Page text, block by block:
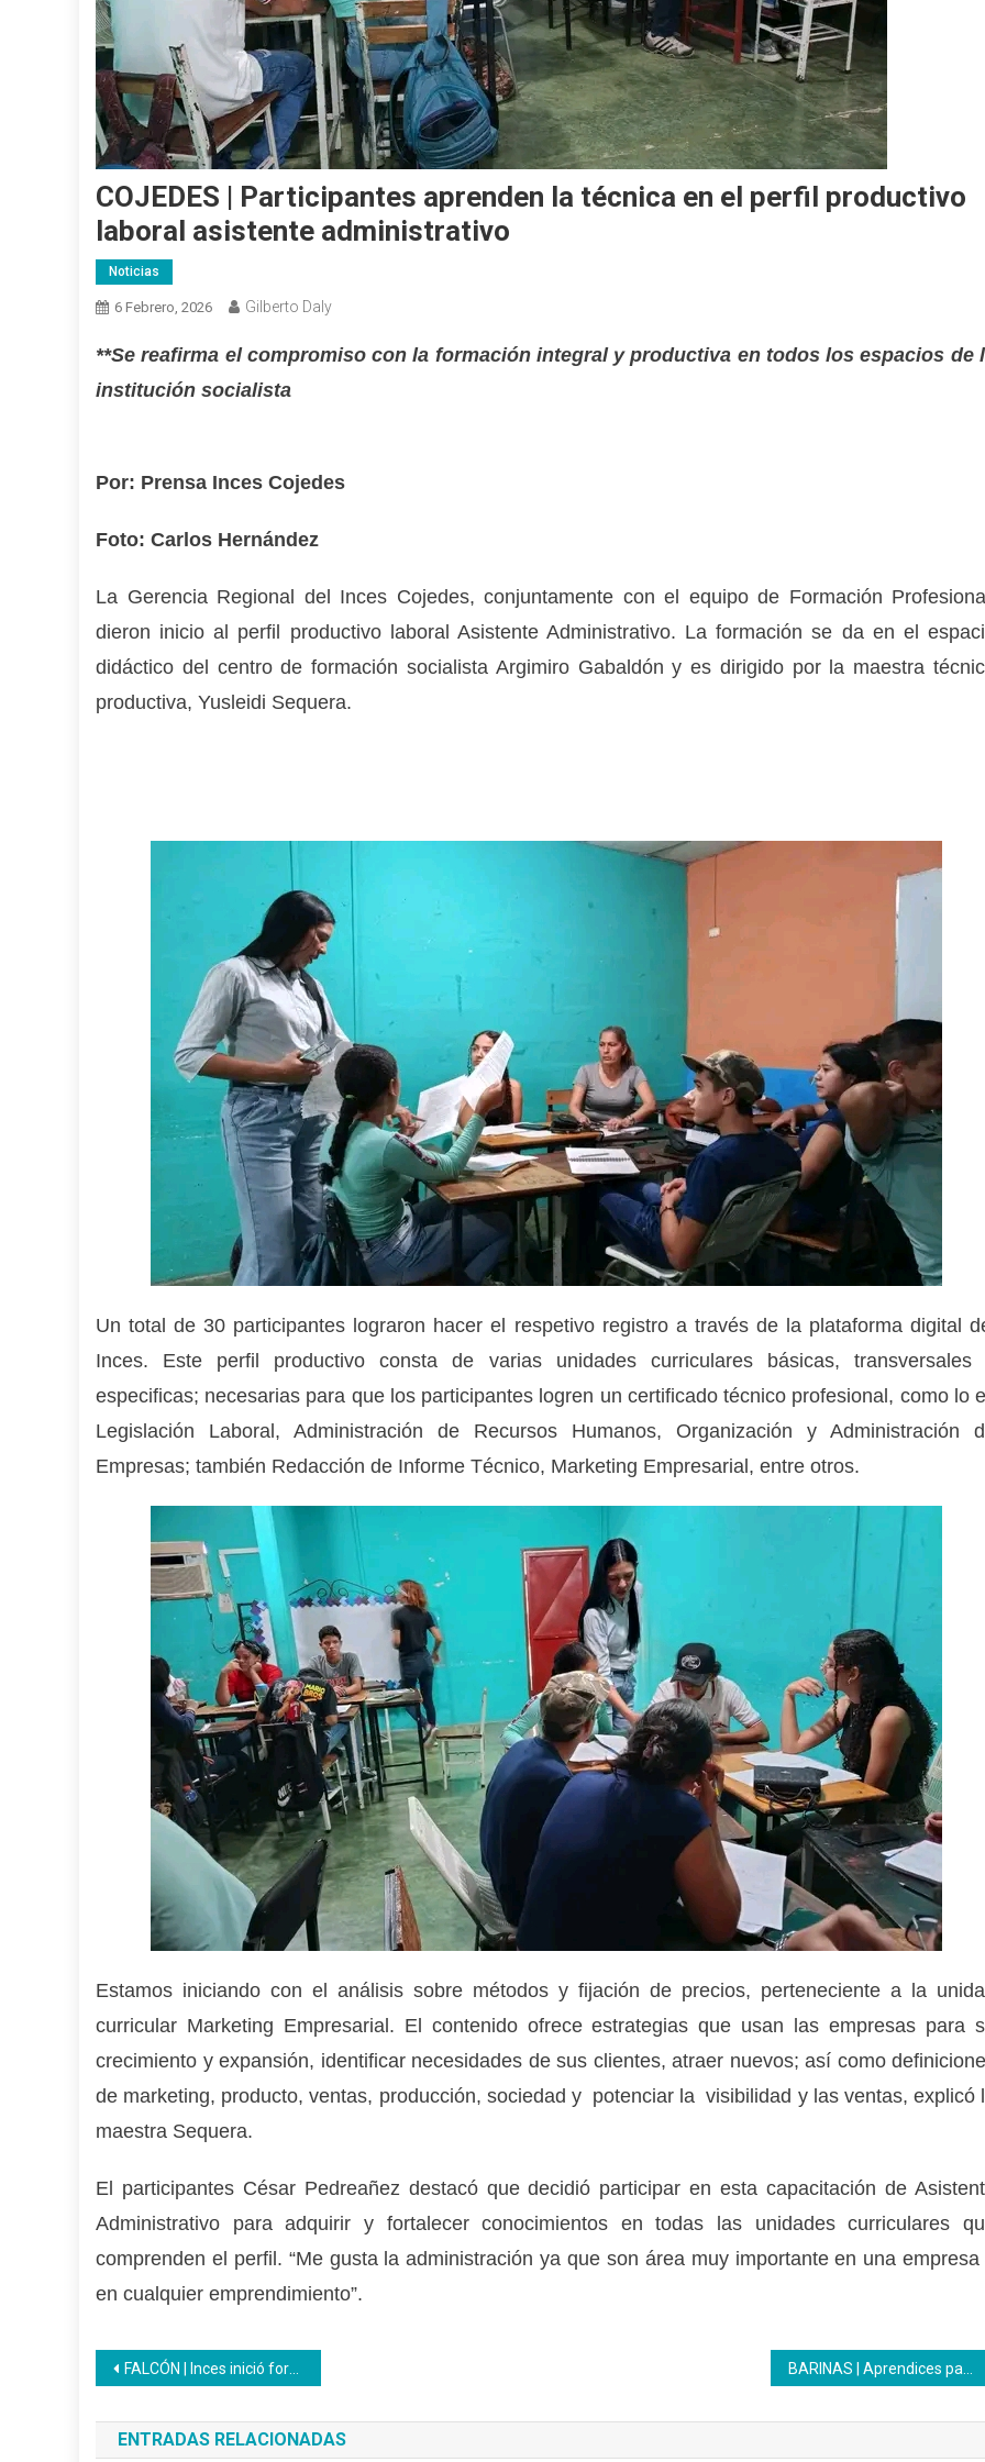
COJEDES | Participantes aprenden la técnica en el perfil productivo
laboral asistente administrativo
Noticias
6 Febrero, 2026 Gilberto Daly
**Se reafirma el compromiso con la formación integral y productiva en todos los espacios de
institución socialista
Por: Prensa Inces Cojedes
Foto: Carlos Hernández
La Gerencia Regional del Inces Cojedes, conjuntamente con el equipo de Formación
dieron inicio al perfil productivo laboral Asistente Administrativo. La formación se da en el
didáctico del centro de formación socialista Argimiro Gabaldón y es dirigido por la maestra
productiva, Yusleidi Sequera.
Un total de 30 participantes lograron hacer el respetivo registro a través de la plataforma digital
Inces. Este perfil productivo consta de varias unidades curriculares básicas, transversales
especificas; necesarias para que los participantes logren un certificado técnico profesional, como lo
Legislación Laboral, Administración de Recursos Humanos, Organización y Administración
Empresas; también Redacción de Informe Técnico, Marketing Empresarial, entre otros.
Estamos iniciando con el análisis sobre métodos y fijación de precios, perteneciente a la
curricular Marketing Empresarial. El contenido ofrece estrategias que usan las empresas para
crecimiento y expansión, identificar necesidades de sus clientes, atraer nuevos; así como
de marketing, producto, ventas, producción, sociedad y potenciar la visibilidad y las ventas, explicó
maestra Sequera.
El participantes César Pedreañez destacó que decidió participar en esta capacitación de
Administrativo para adquirir y fortalecer conocimientos en todas las unidades curriculares
comprenden el perfil. “Me gusta la administración ya que son área muy importante en una empresa
en cualquier emprendimiento”.
Navegación
de
FALCÓN | Inces inició formaciones en Soldadura y Herrería en el CFS Alí Primera
ENTRADAS RELACIONADAS